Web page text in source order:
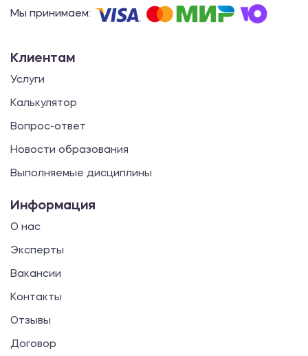
Мы принимаем:
Клиентам
Услуги
Калькулятор
Вопрос-ответ
Новости образования
Выполняемые дисциплины
Информация
О нас
Эксперты
Вакансии
Контакты
Отзывы
Договор